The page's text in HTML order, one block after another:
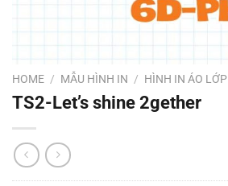
HOME / MẪU HÌNH IN / HÌNH IN ÁO LỚP
TS2-Let’s shine 2gether